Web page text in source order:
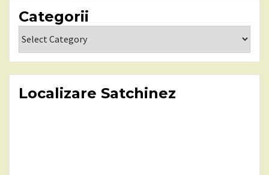
Categorii
Localizare Satchinez